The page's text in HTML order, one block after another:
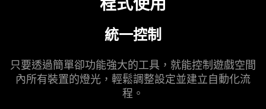
統一控制
只要透過簡單卻功能強大的工具，就能控制遊戲空間
內所有裝置的燈光，輕鬆調整設定並建立自動化流
程。